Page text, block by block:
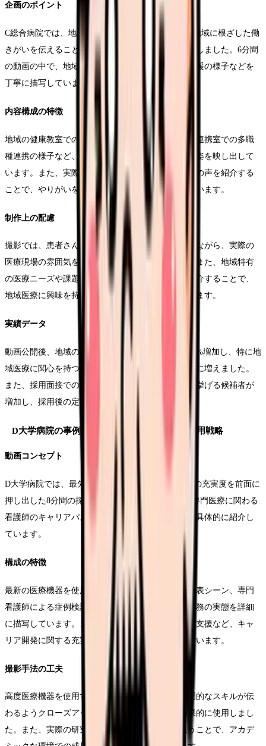
企画のポイント
C総合病院では、地域医療における重要な役割と、地域に根ざした働
きがいを伝えることに焦点を当てた採用動画を制作しました。6分間
の動画の中で、地域住民との関わりや、在宅医療支援の様子などを
丁寧に描写しています。
内容構成の特徴
地域の健康教室での活動や、訪問看護の現場、地域連携室での多職
種連携の様子など、様々な場面で看護師が活躍する姿を映し出して
います。また、実際の患者さんやご家族からの感謝の声を紹介する
ことで、やりがいを具体的に伝えることに成功しています。
制作上の配慮
撮影では、患者さんのプライバシーに最大限配慮しながら、実際の
医療現場の雰囲気を伝えられるよう工夫しました。また、地域特有
の医療ニーズや課題に対する取り組みを具体的に紹介することで、
地域医療に興味を持つ看護師への訴求力を高めています。
実績データ
動画公開後、地域の看護学校からの就職希望者が40%増加し、特に地
域医療に関心を持つ経験者からの問い合わせが大幅に増えました。
また、採用面接での志望動機に「地域への貢献」を挙げる候補者が
増加し、採用後の定着率も向上しています。
D大学病院の事例：研究・キャリア重視型の採用戦略
動画コンセプト
D大学病院では、最先端医療への携わりと研究活動の充実度を前面に
押し出した8分間の採用動画を制作しました。高度専門医療に関わる
看護師のキャリアパスと、臨床研究への参画機会を具体的に紹介し
ています。
構成の特徴
最新の医療機器を使用する様子や、国際学会での発表シーン、専門
看護師による症例検討会など、専門性の高い看護業務の実態を詳細
に描写しています。また、海外研修制度や論文投稿支援など、キャ
リア開発に関する充実したサポート体制も紹介しています。
撮影手法の工夫
高度医療機器を使用するシーンでは、看護師の専門的なスキルが伝
わるようクローズアップやスローモーションを効果的に使用しまし
た。また、実際の研究発表や論文執筆の過程を追うことで、アカデ